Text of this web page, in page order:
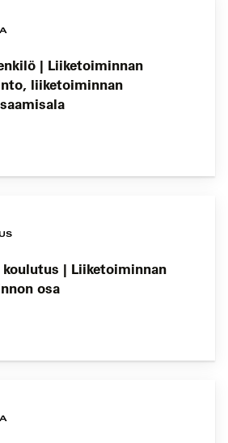
| Liiketoiminnan
liiketoiminnan
koulutus | Liiketoiminnan
osa